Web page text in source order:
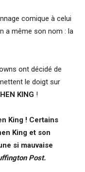
comique à celui
a même son nom : la
ont décidé de
le doigt sur
KING !
King ! Certains
King et son
si mauvaise
Post.